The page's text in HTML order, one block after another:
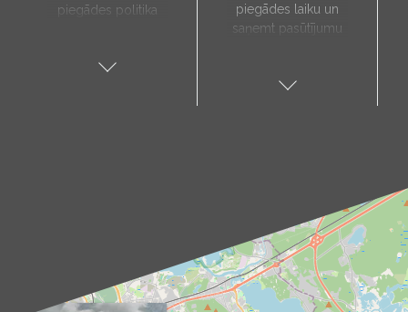
piegādes politika
uz jūsu norādīto
sazināsies, lai
pārliecinātos par
piegādes laiku un
saņemt pasūtījumu
saņemšanas punkti:
Saulkrasti, Talsi,
Tukums, Valka,
Valmiera.
Kā sazināties?
Izvēlies sev tuvāko